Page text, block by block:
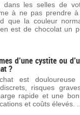
dans les selles de
à ne pas prendre
que la couleur
est de chocolat un
d’une cystite ou
?
est douloureuse
risques
rapide et une
et coûts élevés.